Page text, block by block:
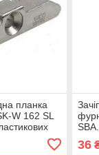
планка
W 162 SL
13
36